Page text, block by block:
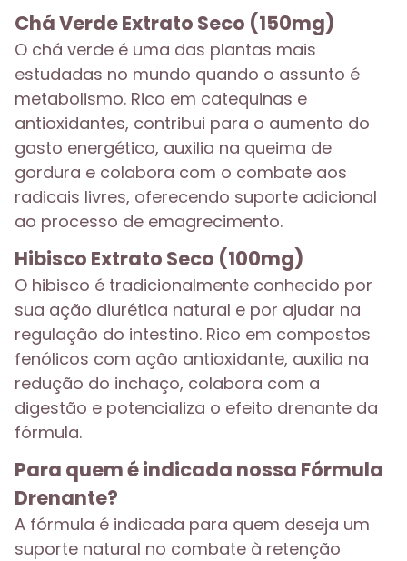
Chá Verde Extrato Seco (150mg)
O chá verde é uma das plantas mais
estudadas no mundo quando o assunto é
metabolismo. Rico em catequinas e
antioxidantes, contribui para o aumento do
gasto energético, auxilia na queima de
gordura e colabora com o combate aos
radicais livres, oferecendo suporte adicional
ao processo de emagrecimento.
Hibisco Extrato Seco (100mg)
O hibisco é tradicionalmente conhecido por
sua ação diurética natural e por ajudar na
regulação do intestino. Rico em compostos
fenólicos com ação antioxidante, auxilia na
redução do inchaço, colabora com a
digestão e potencializa o efeito drenante da
fórmula.
Para quem é indicada nossa Fórmula
Drenante?
A fórmula é indicada para quem deseja um
suporte natural no combate à retenção